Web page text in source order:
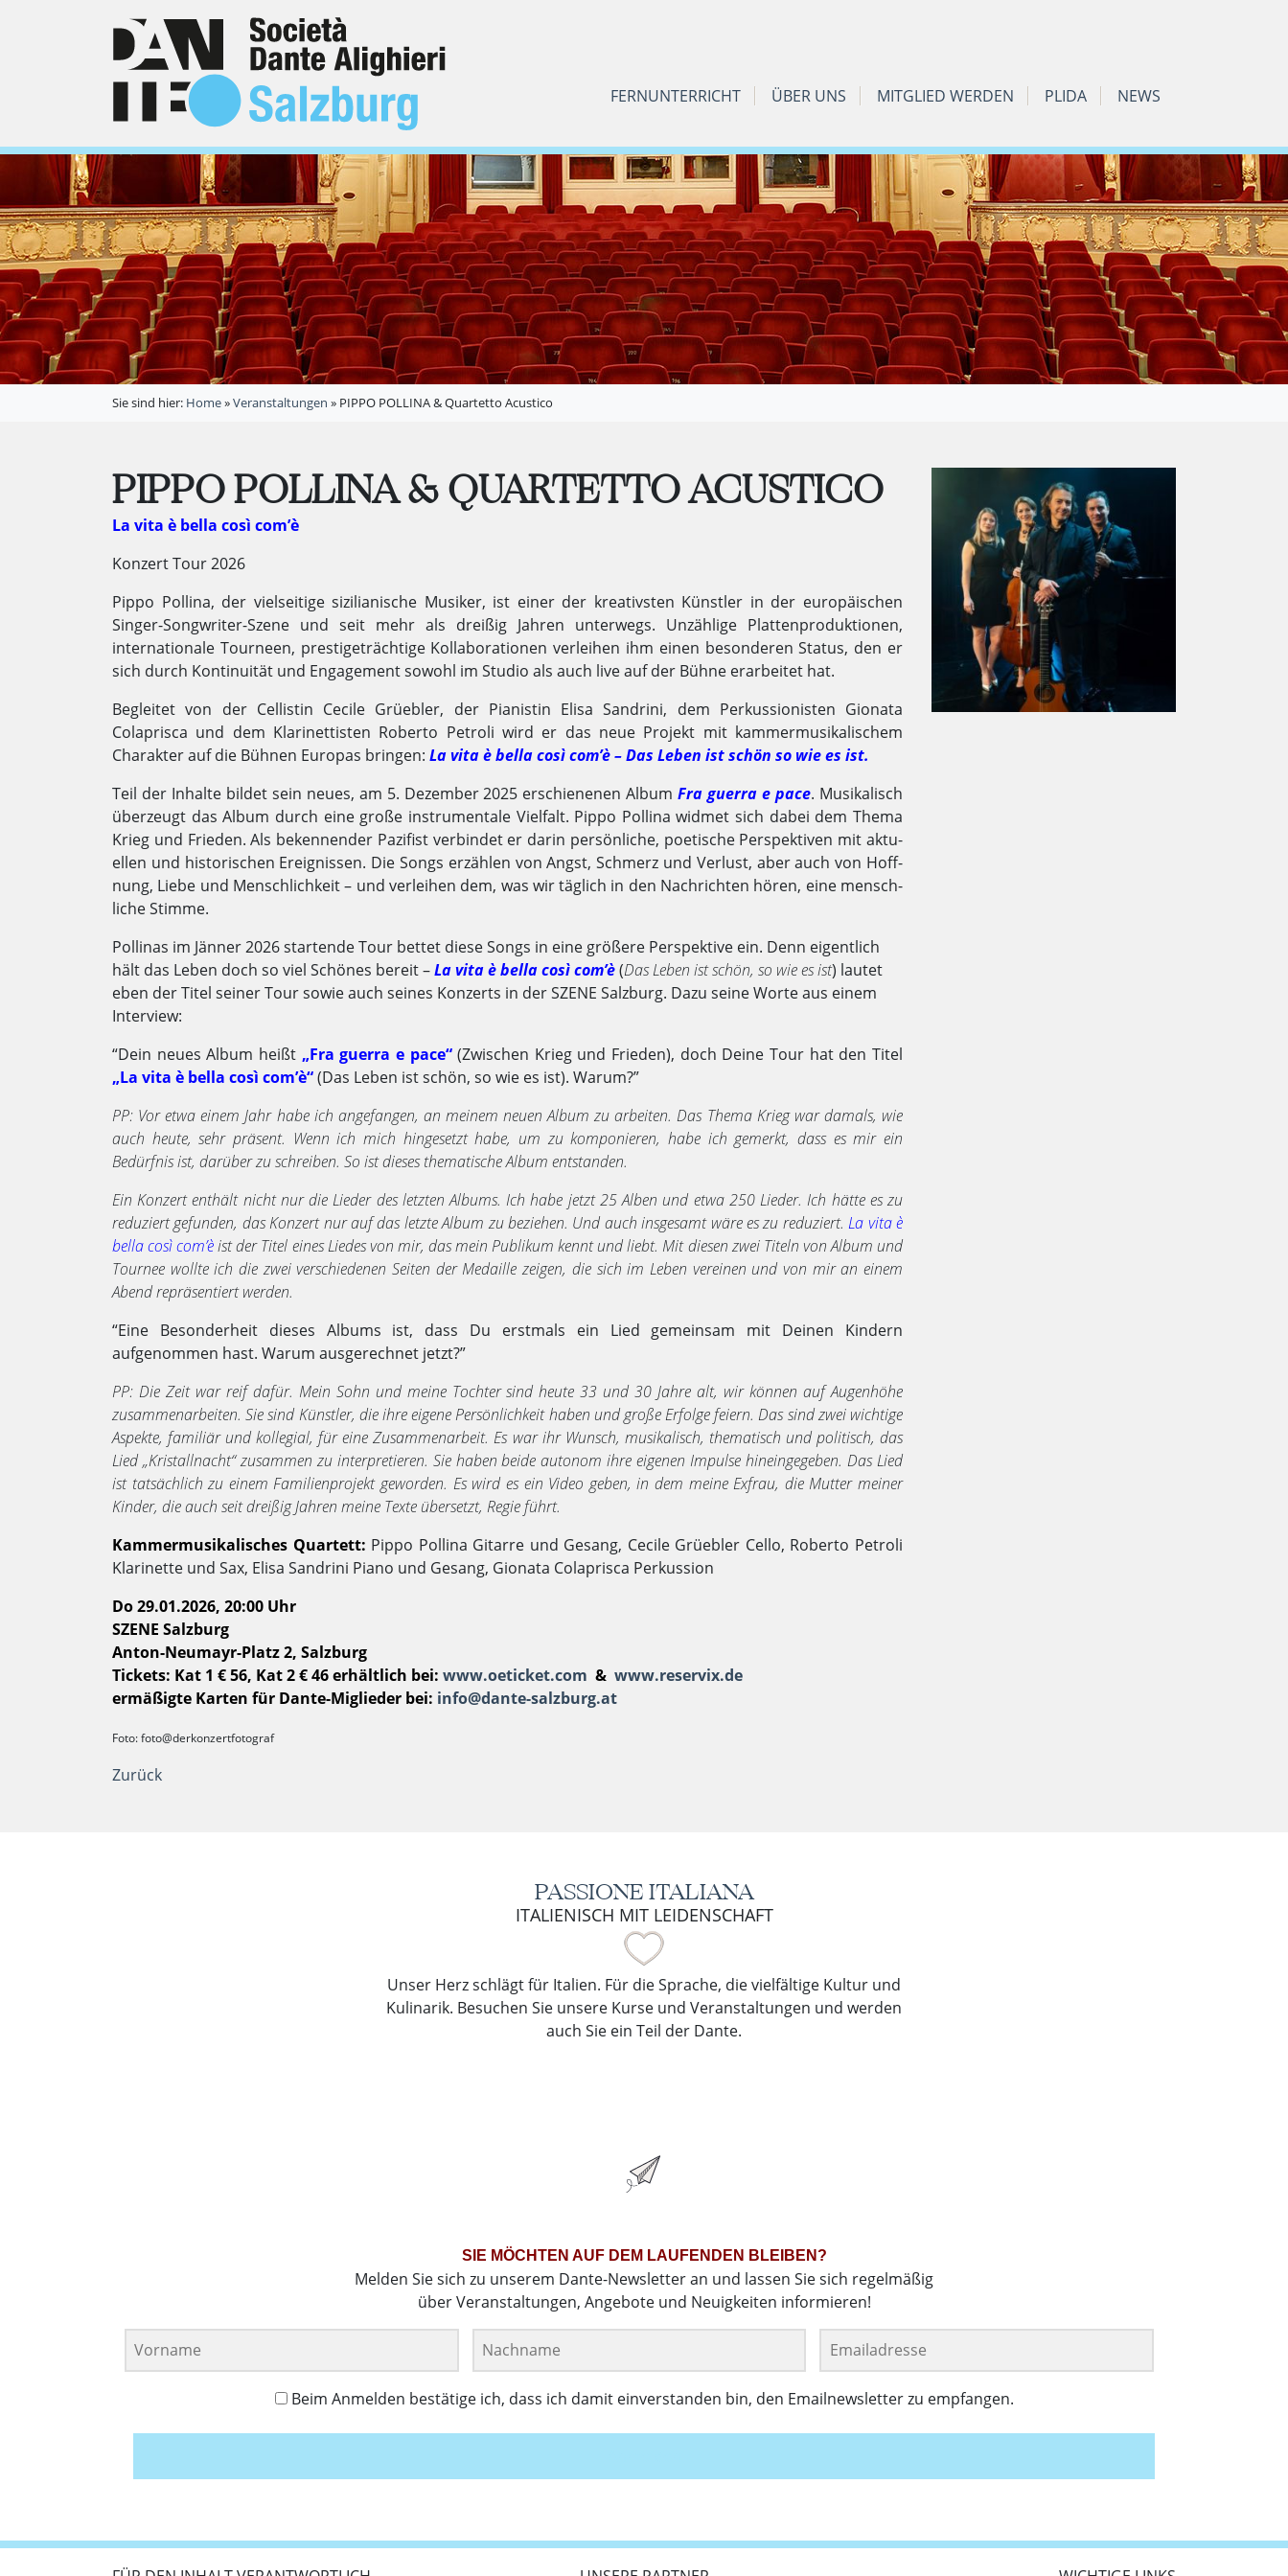
FERNUNTERRICHT ÜBER UNS MITGLIED WERDEN PLIDA NEWS
Sie sind hier: Home»Veranstaltungen » PIPPO POLLINA & Quartetto Acustico
PIPPO POLLINA & QUARTETTO ACUSTICO
La vita è bella così com’è
Konzert Tour 2026
Pippo Pollina, der vielseitige sizilianische Musiker, ist einer der kreativsten Künstler in der europäischen
Singer-Songwriter-Szene und seit mehr als dreißig Jahren unterwegs. Unzählige Plattenproduktionen,
internationale Tourneen, prestigeträchtige Kollaborationen verleihen ihm einen besonderen Status, den er
sich durch Kontinuität und Engagement sowohl im Studio als auch live auf der Bühne erarbeitet hat.
Begleitet von der Cellistin Cecile Grüebler, der Pianistin Elisa Sandrini, dem Perkussionisten Gionata
Colaprisca und dem Klarinettisten Roberto Petroli wird er das neue Projekt mit kammermusikalischem
Charakter auf die Bühnen Europas bringen: La vita è bella così com’è – Das Leben ist schön so wie es ist.
Teil der Inhalte bildet sein neues, am 5. Dezember 2025 erschienenen AlbumFra guerra e pace. Mu­si­ka­lisch
über­zeugt das Album durch eine große in­stru­men­ta­le Viel­falt. Pippo Pol­li­na wid­met sich dabei dem Thema
Krieg und Frie­den. Als be­ken­nen­der Pa­zi­fist ver­bin­det er darin per­sön­li­che, po­e­ti­sche Per­spek­ti­ven mit ak­tu­
el­len und his­to­ri­schen Er­eig­nis­sen. Die Songs er­zäh­len von Angst, Schmerz und Ver­lust, aber auch von Hoff­
nung, Liebe und Mensch­lich­keit – und ver­lei­hen dem, was wir täg­lich in den Nach­rich­ten hören, eine mensch­
li­che Stim­me.
Pollinas im Jänner 2026 startende Tour bettet diese Songs in eine größere Perspektive ein. Denn eigentlich
hält das Leben doch so viel Schönes bereit –La vita è bella così com’è(Das Leben ist schön, so wie es ist) lautet
eben der Titel seiner Tour sowie auch seines Konzerts in der SZENE Salzburg. Dazu seine Worte aus einem
Interview:
“Dein neues Album heißt „Fra guerra e pace“(Zwischen Krieg und Frieden), doch Deine Tour hat den Titel
„La vita è bella così com’è“(Das Leben ist schön, so wie es ist). Warum?”
PP: Vor etwa einem Jahr habe ich angefangen, an meinem neuen Album zu arbeiten. Das Thema Krieg war damals, wie
auch heute, sehr präsent. Wenn ich mich hingesetzt habe, um zu komponieren, habe ich gemerkt, dass es mir ein
Bedürfnis ist, darüber zu schreiben. So ist dieses thematische Album entstanden.
Ein Konzert enthält nicht nur die Lieder des letzten Albums. Ich habe jetzt 25 Alben und etwa 250 Lieder. Ich hätte es zu
reduziert gefunden, das Konzert nur auf das letzte Album zu beziehen. Und auch insgesamt wäre es zu reduziert.La vita è
bella così com’èist der Titel eines Liedes von mir, das mein Publikum kennt und liebt. Mit diesen zwei Titeln von Album und
Tournee wollte ich die zwei verschiedenen Seiten der Medaille zeigen, die sich im Leben vereinen und von mir an einem
Abend repräsentiert werden.
“Eine Besonderheit dieses Albums ist, dass Du erstmals ein Lied gemeinsam mit Deinen Kindern
aufgenommen hast. Warum ausgerechnet jetzt?”
PP: Die Zeit war reif dafür. Mein Sohn und meine Tochter sind heute 33 und 30 Jahre alt, wir können auf Augenhöhe
zusammenarbeiten. Sie sind Künstler, die ihre eigene Persönlichkeit haben und große Erfolge feiern. Das sind zwei wichtige
Aspekte, familiär und kollegial, für eine Zusammenarbeit. Es war ihr Wunsch, musikalisch, thematisch und politisch, das
Lied „Kristallnacht“ zusammen zu interpretieren. Sie haben beide autonom ihre eigenen Impulse hineingegeben. Das Lied
ist tatsächlich zu einem Familienprojekt geworden. Es wird es ein Video geben, in dem meine Exfrau, die Mutter meiner
Kinder, die auch seit dreißig Jahren meine Texte übersetzt, Regie führt.
Kammermusikalisches Quartett: Pippo Pollina Gitarre und Gesang, Cecile Grüebler Cello, Roberto Petroli
Klarinette und Sax, Elisa Sandrini Piano und Gesang, Gionata Colaprisca Perkussion
Do 29.01.2026, 20:00 Uhr
SZENE Salzburg
Anton-Neumayr-Platz 2, Salzburg
Tickets: Kat 1 € 56, Kat 2 € 46 erhältlich bei: www.oeticket.com & www.reservix.de
ermäßigte Karten für Dante-Miglieder bei: info@dante-salzburg.at
Foto: foto@derkonzertfotograf
Zurück
PASSIONE ITALIANA
ITALIENISCH MIT LEIDENSCHAFT
Unser Herz schlägt für Italien. Für die Sprache, die vielfältige Kultur und
Kulinarik. Besuchen Sie unsere Kurse und Veranstaltungen und werden
auch Sie ein Teil der Dante.
SIE MÖCHTEN AUF DEM LAUFENDEN BLEIBEN?
Melden Sie sich zu unserem Dante-Newsletter an und lassen Sie sich regelmäßig
über Veranstaltungen, Angebote und Neuigkeiten informieren!
Beim Anmelden bestätige ich, dass ich damit einverstanden bin, den Emailnewsletter zu empfangen.